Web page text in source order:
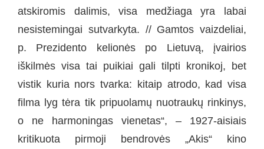
atskiromis dalimis, visa medžiaga yra labai
nesistemingai sutvarkyta. // Gamtos vaizdeliai,
p. Prezidento kelionės po Lietuvą, įvairios
iškilmės visa tai puikiai gali tilpti kronikoj, bet
vistik kuria nors tvarka: kitaip atrodo, kad visa
filma lyg tėra tik pripuolamų nuotraukų rinkinys,
o ne harmoningas vienetas“, – 1927-aisiais
kritikuota pirmoji bendrovės „Akis“ kino